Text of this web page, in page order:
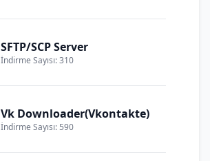
SFTP/SCP Server
İndirme Sayısı: 310
Vk Downloader(Vkontakte)
İndirme Sayısı: 590